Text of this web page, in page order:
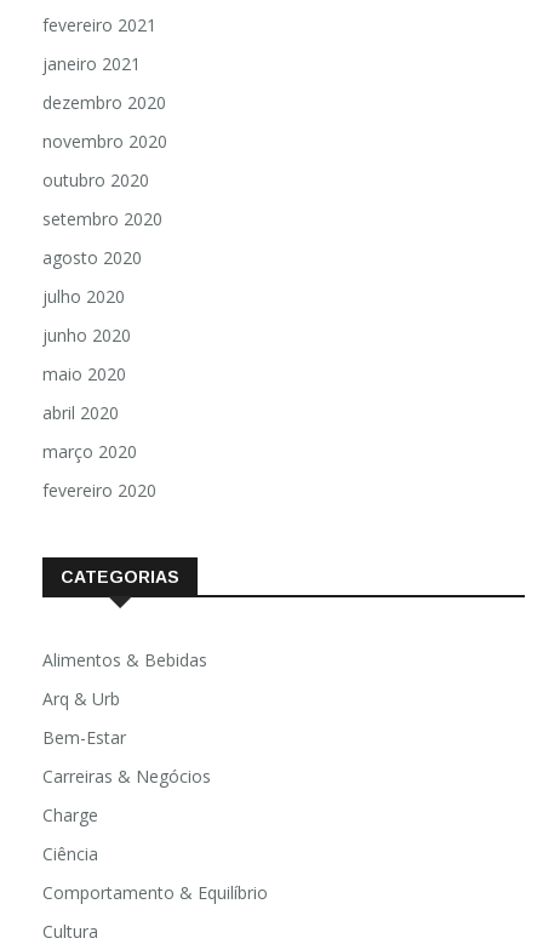
fevereiro 2021
janeiro 2021
dezembro 2020
novembro 2020
outubro 2020
setembro 2020
agosto 2020
julho 2020
junho 2020
maio 2020
abril 2020
março 2020
fevereiro 2020
CATEGORIAS
Alimentos & Bebidas
Arq & Urb
Bem-Estar
Carreiras & Negócios
Charge
Ciência
Comportamento & Equilíbrio
Cultura